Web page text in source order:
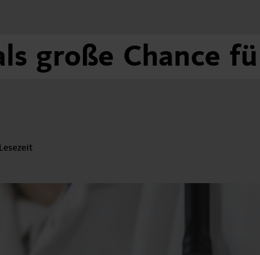
große Chance fü